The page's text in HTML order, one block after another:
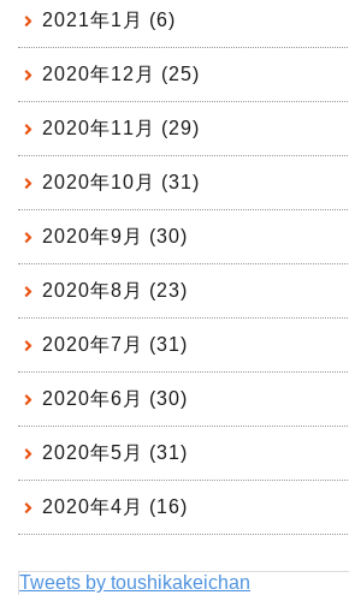
2021年1月 (6)
2020年12月 (25)
2020年11月 (29)
2020年10月 (31)
2020年9月 (30)
2020年8月 (23)
2020年7月 (31)
2020年6月 (30)
2020年5月 (31)
2020年4月 (16)
Tweets by toushikakeichan